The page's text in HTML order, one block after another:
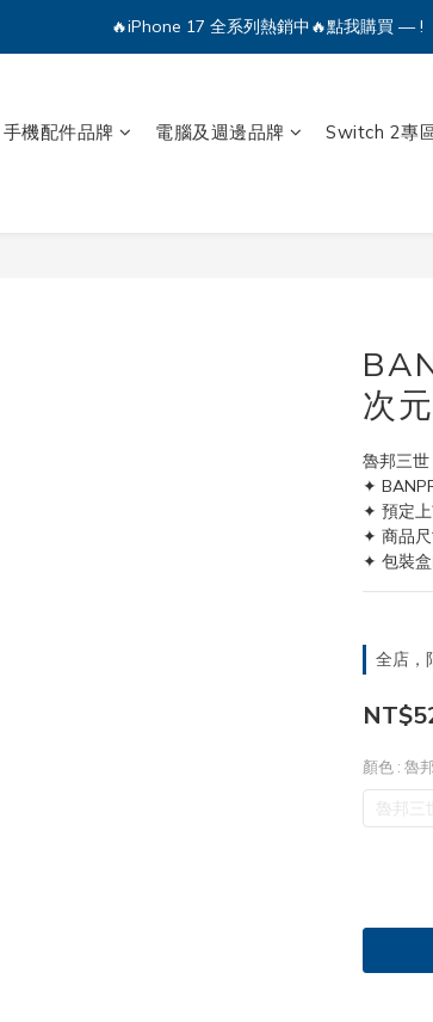
🔥iPhone 17 全系列熱銷中🔥點我購買 — !
🔥iPhone 17 全系列熱銷中🔥點我購買 — !
🔥iPhone 17 全系列熱銷中🔥點我購買 — !
手機配件品牌 電腦及週邊品牌 Switch 2專
次
魯邦三
✦
✦ 預定
✦ 商品
✦ 包裝
全店，
顏色 : 魯
魯邦